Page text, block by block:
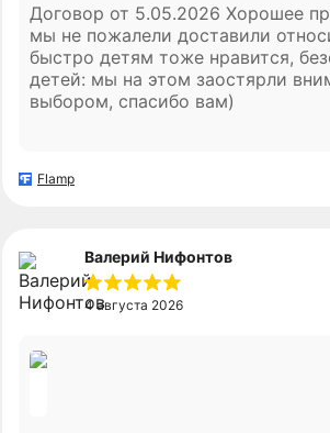
Договор от 5.05.2026 Хорошее
мы не пожалели доставили
быстро детям тоже нравится,
детей: мы на этом заостярли
выбором, спасибо вам)
Flamp
Валерий Нифонтов
4 августа 2026